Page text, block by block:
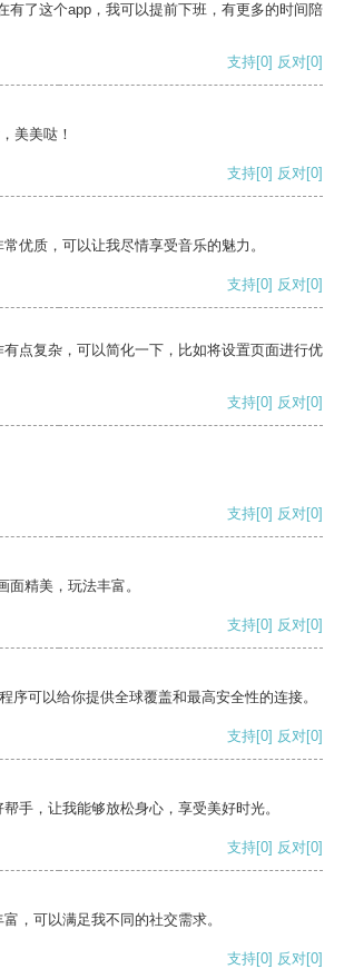
有了这个app，我可以提前下班，有更多的时间陪
支持[0] 反对[0]
美美哒！
支持[0] 反对[0]
优质，可以让我尽情享受音乐的魅力。
支持[0] 反对[0]
点复杂，可以简化一下，比如将设置页面进行优
支持[0] 反对[0]
支持[0] 反对[0]
面精美，玩法丰富。
支持[0] 反对[0]
序可以给你提供全球覆盖和最高安全性的连接。
支持[0] 反对[0]
手，让我能够放松身心，享受美好时光。
支持[0] 反对[0]
，可以满足我不同的社交需求。
支持[0] 反对[0]